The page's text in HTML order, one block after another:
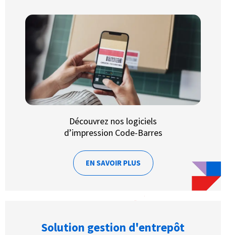
Découvrez nos logiciels
d’impression Code-Barres
EN SAVOIR PLUS
Solution gestion d'entrepôt